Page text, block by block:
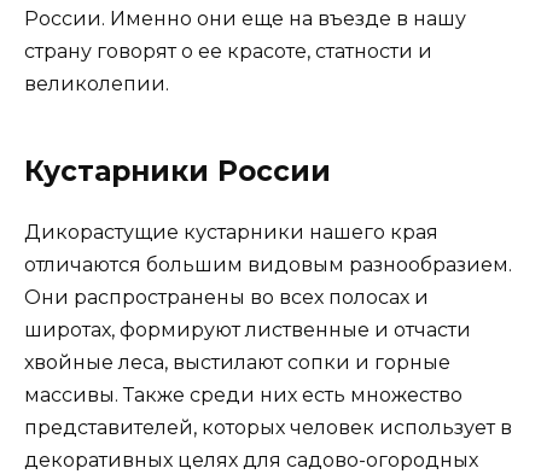
России. Именно они еще на въезде в нашу
страну говорят о ее красоте, статности и
великолепии.
Кустарники России
Дикорастущие кустарники нашего края
отличаются большим видовым разнообразием.
Они распространены во всех полосах и
широтах, формируют лиственные и отчасти
хвойные леса, выстилают сопки и горные
массивы. Также среди них есть множество
представителей, которых человек использует в
декоративных целях для садово-огородных